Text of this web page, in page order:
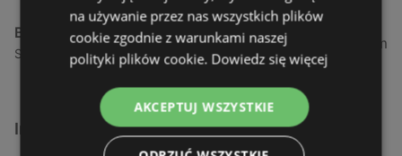
Biedronka
Sienkiewicza 32, 72-510 Wolin
24,01 km
Inne sklepy Supermarkety w pobliżu
na używanie przez nas wszystkich plików
cookie zgodnie z warunkami naszej
polityki plików cookie. Dowiedz się więcej
AKCEPTUJ WSZYSTKIE